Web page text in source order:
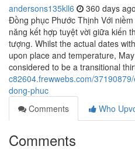
andersons135kll6 360 days ago
Đồng phục Phước Thịnh Với
năng kết hợp tuyệt vời giữa kiến
tượng. Whilst the actual dates
upon place and temperature,
considered to be a transitional
c82604.frewwebs.com/
dong-phuc
Comments
Who
Comments